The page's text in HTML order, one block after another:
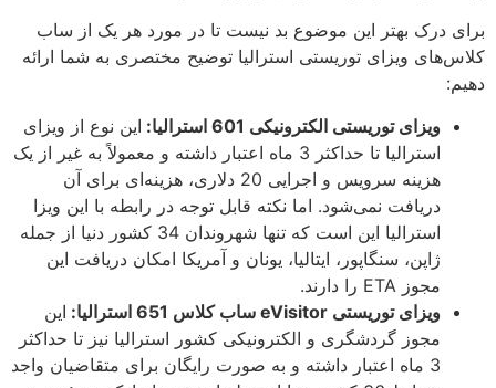
برای درک بهتر این موضوع بد نیست تا در مورد هر یک از ساب
کلاس‌های ویزای توریستی استرالیا توضیح مختصری به شما ارائه
دهیم:
ویزای توریستی الکترونیکی 601 استرالیا:
این نوع از ویزای
استرالیا تا حداکثر 3 ماه اعتبار داشته و معمولاً به غیر از یک
هزینه سرویس و اجرایی 20 دلاری، هزینه‌ای برای آن
دریافت نمی‌شود. اما نکته قابل توجه در رابطه با این ویزا
استرالیا این است که تنها شهروندان 34 کشور دنیا از جمله
ژاپن، سنگاپور، ایتالیا، یونان و آمریکا امکان دریافت این
مجوز ETA را دارند.
ویزای توریستی eVisitor ساب کلاس 651 استرالیا:
این
مجوز گردشگری و الکترونیکی کشور استرالیا نیز تا حداکثر
3 ماه اعتبار داشته و به صورت رایگان برای متقاضیان واجد